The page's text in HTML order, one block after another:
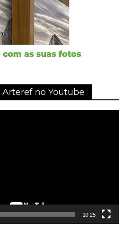
no Youtube
10:25